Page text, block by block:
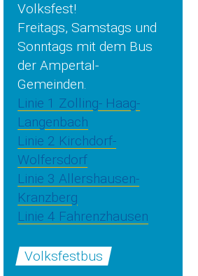
Volksfest!
Freitags, Samstags und
Sonntags mit dem Bus
der Ampertal-
Gemeinden.
Linie 1 Zolling- Haag-
Langenbach
Linie 2 Kirchdorf-
Wolfersdorf
Linie 3 Allershausen-
Kranzberg
Linie 4 Fahrenzhausen
Volksfestbus